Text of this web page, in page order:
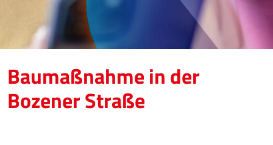
Baumaßnahme in der
Bozener Straße